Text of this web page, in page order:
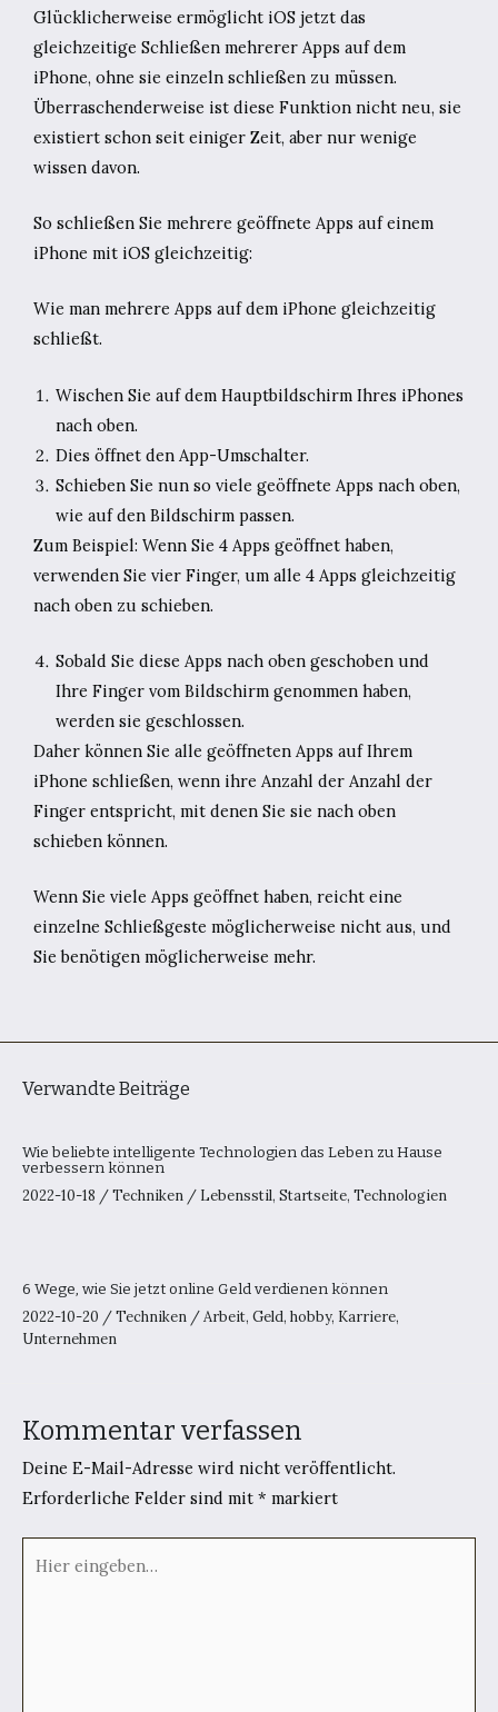
Glücklicherweise ermöglicht iOS jetzt das
gleichzeitige Schließen mehrerer Apps auf dem
iPhone, ohne sie einzeln schließen zu müssen.
Überraschenderweise ist diese Funktion nicht neu, sie
existiert schon seit einiger Zeit, aber nur wenige
wissen davon.
So schließen Sie mehrere geöffnete Apps auf einem
iPhone mit iOS gleichzeitig:
Wie man mehrere Apps auf dem iPhone gleichzeitig
schließt.
Wischen Sie auf dem Hauptbildschirm Ihres iPhones
nach oben.
Dies öffnet den App-Umschalter.
Schieben Sie nun so viele geöffnete Apps nach oben,
wie auf den Bildschirm passen.
Zum Beispiel: Wenn Sie 4 Apps geöffnet haben,
verwenden Sie vier Finger, um alle 4 Apps gleichzeitig
nach oben zu schieben.
Sobald Sie diese Apps nach oben geschoben und
Ihre Finger vom Bildschirm genommen haben,
werden sie geschlossen.
Daher können Sie alle geöffneten Apps auf Ihrem
iPhone schließen, wenn ihre Anzahl der Anzahl der
Finger entspricht, mit denen Sie sie nach oben
schieben können.
Wenn Sie viele Apps geöffnet haben, reicht eine
einzelne Schließgeste möglicherweise nicht aus, und
Sie benötigen möglicherweise mehr.
Verwandte Beiträge
Wie beliebte intelligente Technologien das Leben zu Hause
verbessern können
2022-10-18 /Techniken / Lebensstil, Startseite, Technologien
6 Wege, wie Sie jetzt online Geld verdienen können
2022-10-20 /Techniken /Arbeit, Geld, hobby, Karriere,
Unternehmen
Kommentar verfassen
Deine E-Mail-Adresse wird nicht veröffentlicht.
Erforderliche Felder sind mit * markiert
eingeben…